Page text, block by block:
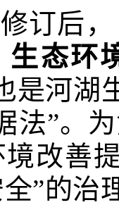
订后
生态环
是河湖
法”。
境改善
”的治